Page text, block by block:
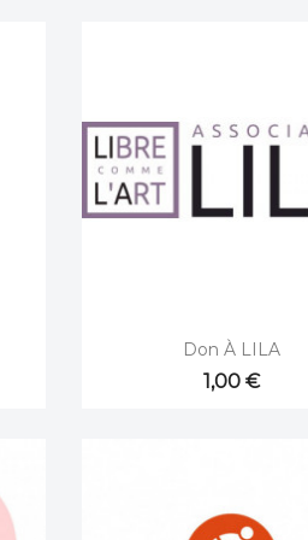
Aperçu rapide
Don À LILA
1,00 €